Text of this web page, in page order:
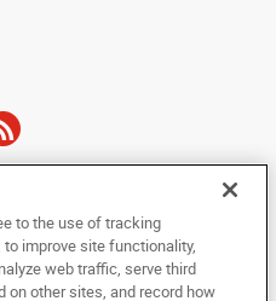
ou reduzida a qualquer meio
no todo ou em parte, sem o
Brasil.
to the use of tracking
improve site functionality,
web traffic, serve third
on other sites, and record how